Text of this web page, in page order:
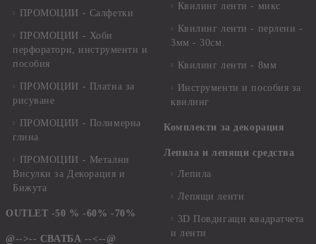
ПРОМОЦИИ - Салфетки
ПРОМОЦИИ - Хоби
перфоратори, инструменти и
пособия
ПРОМОЦИИ - Платна за
рисуване
ПРОМОЦИИ - Полимерна
глина
ПРОМОЦИИ - Метални
Висулки за Декорация и
Бижута
OUTLET -50 % -60% -70%
@-->-- СВАТБА --<--@
Квилинг ленти - микс
Квилинг ленти - перлени -
3мм - 30см.
Квилинг ленти - 8мм
Инструменти и пособия за
квилинг
Комплекти за декорация
Лепила и лепящи средства
Лепила
Лепящи ленти
3D Повдигащи квадратчета
и ленти